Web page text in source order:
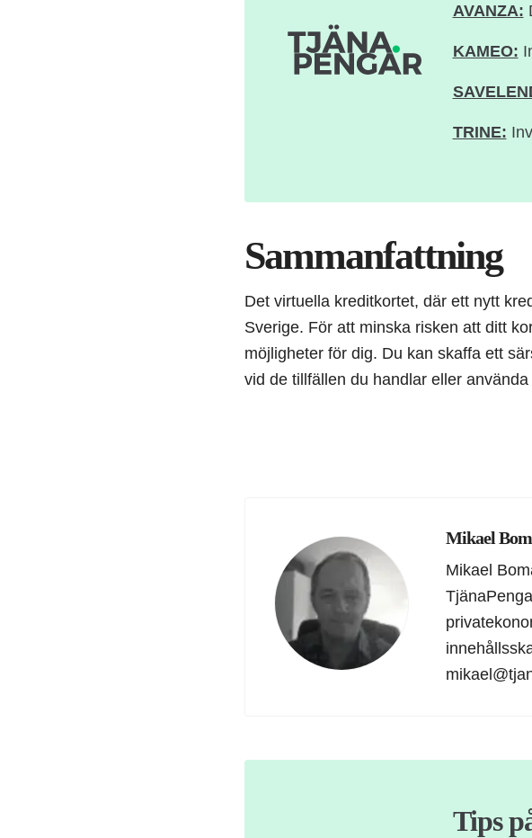
AVANZA:
KAMEO:
TRINE:
Sammanfattning
Det virtuella kreditkortet, där ett nytt
Sverige. För att minska risken att ditt
möjligheter för dig. Du kan skaffa ett
vid de tillfällen du handlar eller
Mikael
Mikael
Tips